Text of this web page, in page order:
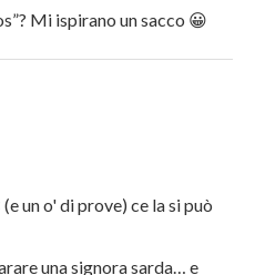
Mi ispirano un sacco 😀
un o' di prove) ce la si può
una signora sarda… e